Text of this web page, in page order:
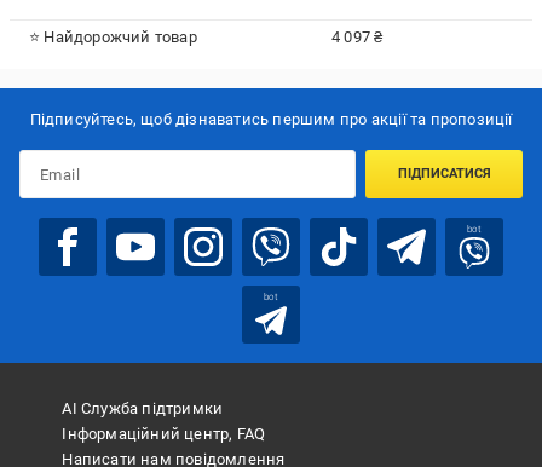
⭐ Найдорожчий товар 4 097 ₴
Підписуйтесь, щоб дізнаватись першим про акції та пропозиції
ПІДПИСАТИСЯ
bot
bot
АІ Служба підтримки
Інформаційний центр, FAQ
Написати нам повідомлення